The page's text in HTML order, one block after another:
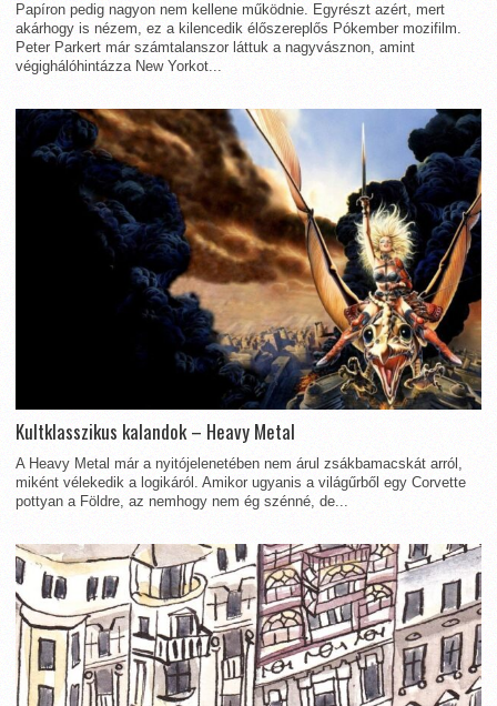
Papíron pedig nagyon nem kellene működnie. Egyrészt azért, mert
akárhogy is nézem, ez a kilencedik élőszereplős Pókember mozifilm.
Peter Parkert már számtalanszor láttuk a nagyvásznon, amint
végighálóhintázza New Yorkot...
Kultklasszikus kalandok – Heavy Metal
A Heavy Metal már a nyitójelenetében nem árul zsákbamacskát arról,
miként vélekedik a logikáról. Amikor ugyanis a világűrből egy Corvette
pottyan a Földre, az nemhogy nem ég szénné, de...